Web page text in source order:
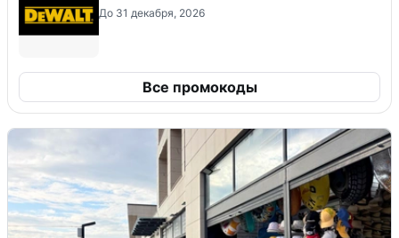
До 31 декабря, 2026
Все промокоды